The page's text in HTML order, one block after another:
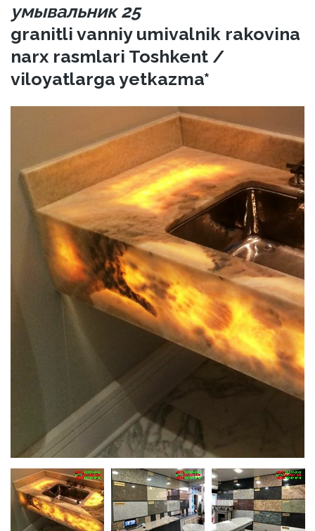
умывальник 25
granitli vanniy umivalnik rakovina
narx rasmlari Toshkent /
viloyatlarga yetkazma*